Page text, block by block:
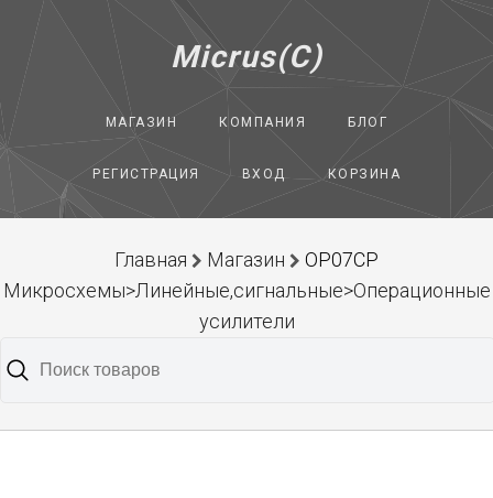
Micrus(C)
МАГАЗИН КОМПАНИЯ БЛОГ
РЕГИСТРАЦИЯ ВХОД КОРЗИНА
Главная Магазин
OP07CP
Микросхемы>Линейные,сигнальные>Операционные
усилители